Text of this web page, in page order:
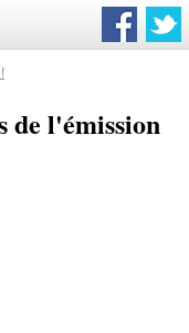
de l'émission